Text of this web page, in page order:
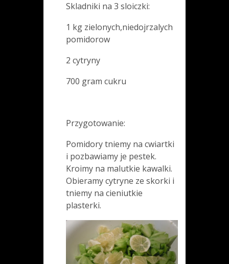
Skladniki na 3 sloiczki:
1 kg zielonych,niedojrzalych
pomidorow
2 cytryny
700 gram cukru
Przygotowanie:
Pomidory tniemy na cwiartki
i pozbawiamy je pestek.
Kroimy na malutkie kawalki.
Obieramy cytryne ze skorki i
tniemy na cieniutkie
plasterki.